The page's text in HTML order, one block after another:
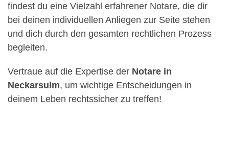
findest du eine Vielzahl erfahrener Notare, die dir
bei deinen individuellen Anliegen zur Seite stehen
und dich durch den gesamten rechtlichen Prozess
begleiten.
Vertraue auf die Expertise der Notare in
Neckarsulm, um wichtige Entscheidungen in
deinem Leben rechtssicher zu treffen!